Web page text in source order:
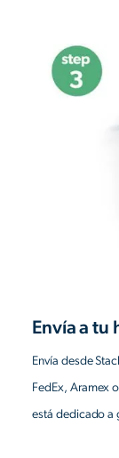
Envía a tu
Envía desde
FedEx, Aramex
está dedicado a